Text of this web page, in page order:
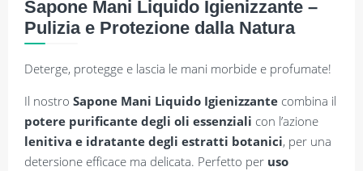
Sapone Mani Liquido Igienizzante –
Pulizia e Protezione dalla Natura
Deterge, protegge e lascia le mani morbide e profumate!
Il nostro Sapone Mani Liquido Igienizzante combina il
potere purificante degli oli essenziali con l’azione
lenitiva e idratante degli estratti botanici, per una
detersione efficace ma delicata. Perfetto per uso